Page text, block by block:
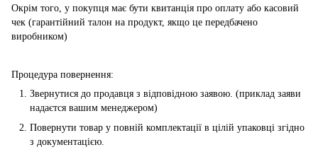
Окрім того, у покупця має бути квитанція про оплату або касовий
чек (гарантійний талон на продукт, якщо це передбачено
виробником)
Процедура повернення:
Звернутися до продавця з відповідною заявою. (приклад заяви
надаєтся вашим менеджером)
Повернути товар у повній комплектації в цілій упаковці згідно
з документацією.